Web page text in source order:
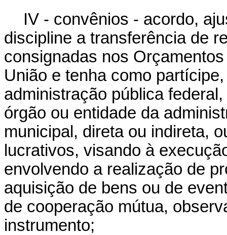
IV - convênios - acordo,
discipline a transferência de
consignadas nos
União e tenha como
administração pública
órgão ou entidade da
municipal, direta ou indireta,
lucrativos, visando à
envolvendo a realização de
aquisição de bens ou de
de cooperação mútua,
instrumento;